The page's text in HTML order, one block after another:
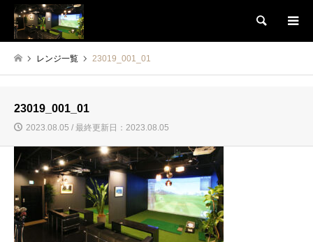
検索
レンジ一覧 23019_001_01
23019_001_01
2023.08.05 / 最終更新日：2023.08.05